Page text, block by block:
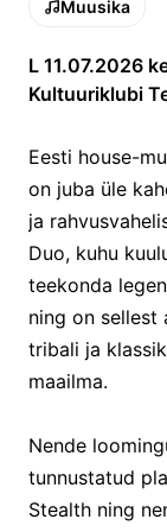
Muusika
L 11.07.2026
Kultuuriklubi
Eesti house-
on juba üle
ja
Duo, kuhu
teekonda
ning on sellest
tribali ja
maailma.
Nende
tunnustatud
Stealth ning